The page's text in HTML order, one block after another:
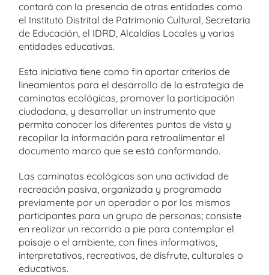
contará con la presencia de otras entidades como
el Instituto Distrital de Patrimonio Cultural, Secretaría
de Educación, el IDRD, Alcaldías Locales y varias
entidades educativas.
Esta iniciativa tiene como fin aportar criterios de
lineamientos para el desarrollo de la estrategia de
caminatas ecológicas, promover la participación
ciudadana, y desarrollar un instrumento que
permita conocer los diferentes puntos de vista y
recopilar la información para retroalimentar el
documento marco que se está conformando.
Las caminatas ecológicas son una actividad de
recreación pasiva, organizada y programada
previamente por un operador o por los mismos
participantes para un grupo de personas; consiste
en realizar un recorrido a pie para contemplar el
paisaje o el ambiente, con fines informativos,
interpretativos, recreativos, de disfrute, culturales o
educativos.